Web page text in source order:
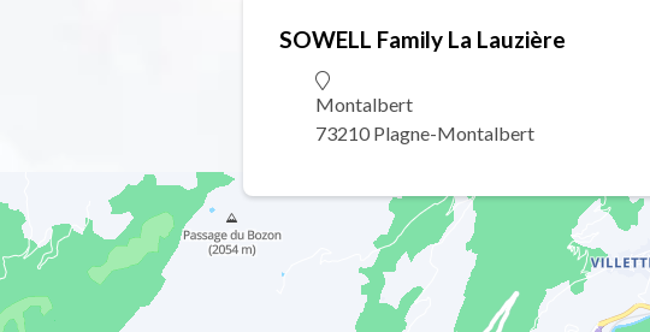
SOWELL Family La Lauzière
Montalbert
73210 Plagne-Montalbert